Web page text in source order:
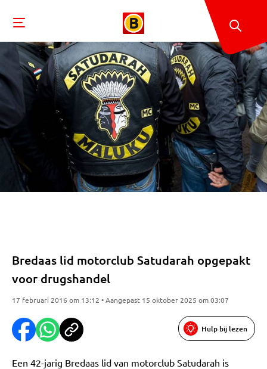
Bredaas lid motorclub Satudarah opgepakt
voor drugshandel
17 februari 2016 om 13:12 • Aangepast 15 oktober 2025 om 03:07
Hulp bij lezen
Een 42-jarig Bredaas lid van motorclub Satudarah is